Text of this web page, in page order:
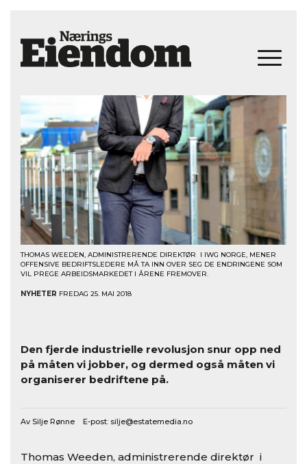
THOMAS WEEDEN, ADMINISTRERENDE DIREKTØR I IWG NORGE, MENER
OFFENSIVE BEDRIFTSLEDERE MÅ TA INN OVER SEG DE ENDRINGENE SOM
VIL PREGE ARBEIDSMARKEDET I ÅRENE FREMOVER.
NYHETER FREDAG 25. MAI 2018
Den fjerde industrielle revolusjon snur opp ned
på måten vi jobber, og dermed også måten vi
organiserer bedriftene på.
Av Silje Rønne E-post: silje@estatemedia.no
Thomas Weeden, administrerende direktør i